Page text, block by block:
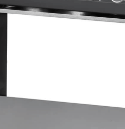
8º
motosserra